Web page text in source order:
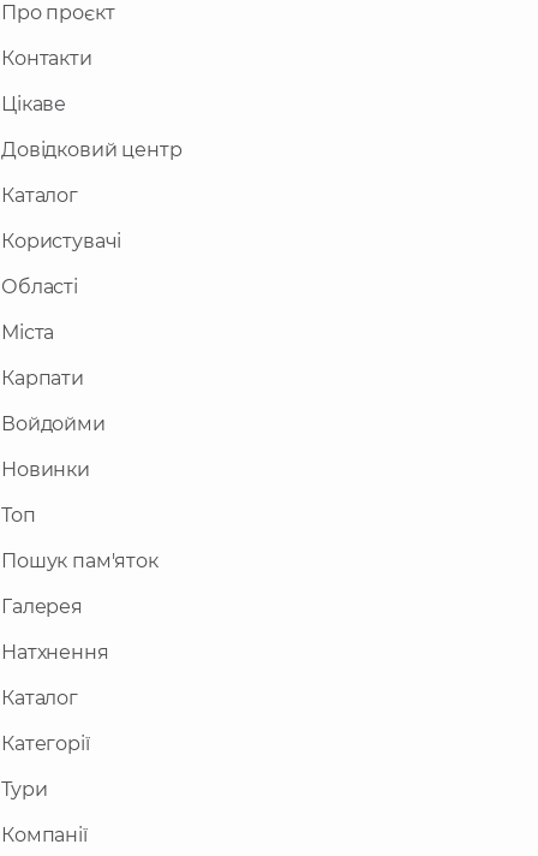
Про проєкт
Контакти
Цікаве
Довідковий центр
Каталог
Користувачі
Області
Міста
Карпати
Войдойми
Новинки
Топ
Пошук пам'яток
Галерея
Натхнення
Каталог
Категорії
Тури
Компанії